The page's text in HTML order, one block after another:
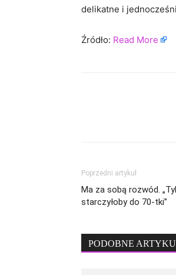
delikatne i
Źródło: Read More
Poprzedni artykuł
Ma za sobą rozwód.
starczyłoby do 70-tki”
PODOBNE